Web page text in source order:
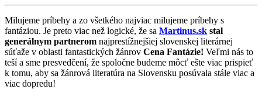
Milujeme príbehy a zo všetkého najviac milujeme príbehy s
fantáziou. Je preto viac než logické, že sa Martinus.sk stal
generálnym partnerom najprestížnejšiej slovenskej literárnej
súťaže v oblasti fantastických žánrov Cena Fantázie! Veľmi nás to
teší a sme presvedčení, že spoločne budeme môcť ešte viac prispieť
k tomu, aby sa žánrová literatúra na Slovensku posúvala stále viac a
viac dopredu!